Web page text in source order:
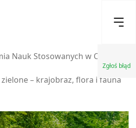
Zgłoś błąd
Nauk Stosowanych w Chełmie
zielone – krajobraz, flora i fauna